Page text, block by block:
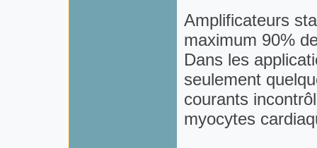
Amplificateurs
maximum 90%
Dans les
seulement
courants
myocytes